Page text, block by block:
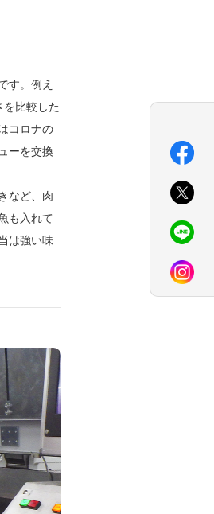
す。例え
比較した
コロナの
ーを交換
など、肉
も入れて
は強い味